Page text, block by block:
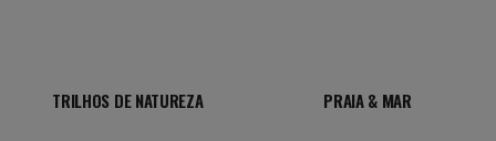
TRILHOS DE NATUREZA PRAIA & MAR